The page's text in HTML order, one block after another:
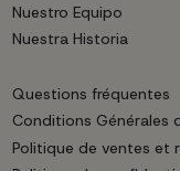
Nuestro Equipo
Nuestra Historia
Questions fréquentes
Conditions Générales
Politique de ventes et